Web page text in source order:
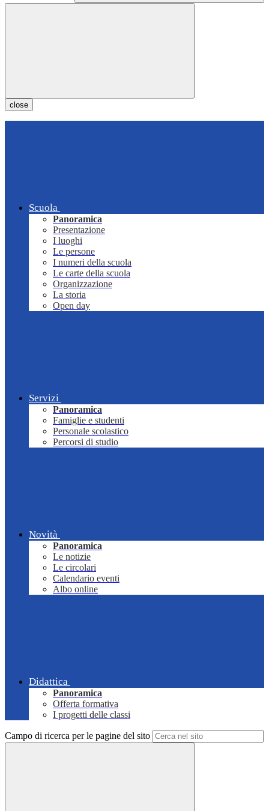
close
Scuola
Panoramica
Presentazione
I luoghi
Le persone
I numeri della scuola
Le carte della scuola
Organizzazione
La storia
Open day
Servizi
Panoramica
Famiglie e studenti
Personale scolastico
Percorsi di studio
Novità
Panoramica
Le notizie
Le circolari
Calendario eventi
Albo online
Didattica
Panoramica
Offerta formativa
I progetti delle classi
Campo di ricerca per le pagine del sito